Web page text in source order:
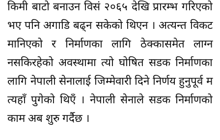
किमी बाटो बनाउन विसं २०६५ देखि प्रारम्भ गरिएको
भए पनि अगाडि बढ्न सकेको थिएन । अत्यन्त विकट
मानिएको र निर्माणका लागि ठेक्कासमेत लाग्न
नसकिरहेको अवस्थामा त्यो घोषित सडक निर्माणका
लागि नेपाली सेनालाई जिम्मेवारी दिने निर्णय हुनुपूर्व म
त्यहाँ पुगेको थिएँ । नेपाली सेनाले सडक निर्माणको
काम अब शुरु गर्दैछ ।